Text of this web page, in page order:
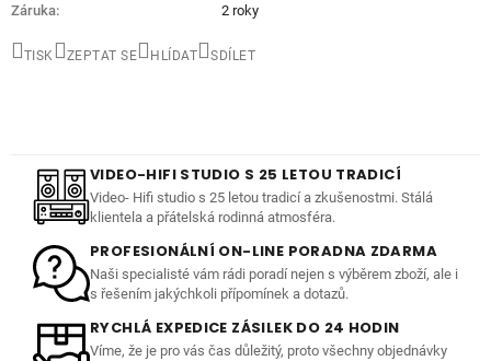
TISK ZEPTAT SE HLÍDAT SDÍLET
Záruka: 2 roky
VIDEO-HIFI STUDIO S 25 LETOU TRADICÍ
Video- Hifi studio s 25 letou tradicí a zkušenostmi. Stálá
klientela a přátelská rodinná atmosféra.
PROFESIONÁLNÍ ON-LINE PORADNA ZDARMA
Naši specialisté vám rádi poradí nejen s výběrem zboží, ale i
s řešením jakýchkoli přípomínek a dotazů.
RYCHLÁ EXPEDICE ZÁSILEK DO 24 HODIN
Víme, že je pro vás čas důležitý, proto všechny objednávky